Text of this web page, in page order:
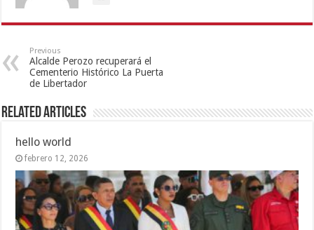
Previous
Alcalde Perozo recuperará el
Cementerio Histórico La Puerta
de Libertador
Related Articles
hello world
febrero 12, 2026